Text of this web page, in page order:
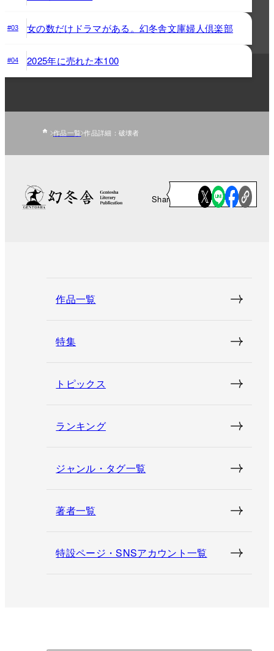
#03 女の数だけドラマがある。幻冬舎文庫婦人倶楽部
#04 2025年に売れた本100
作品一覧 作品詳細：破壊者
Share
作品一覧
特集
トピックス
ランキング
ジャンル・タグ一覧
著者一覧
特設ページ・SNSアカウント一覧